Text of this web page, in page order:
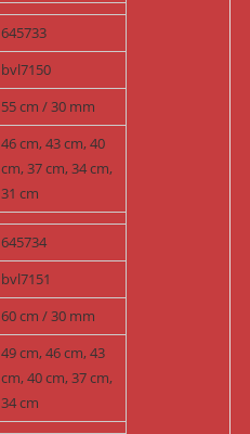
645733
bvl7150
55 cm / 30 mm
46 cm, 43 cm, 40
cm, 37 cm, 34 cm,
31 cm
645734
bvl7151
60 cm / 30 mm
49 cm, 46 cm, 43
cm, 40 cm, 37 cm,
34 cm